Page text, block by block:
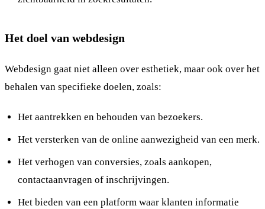
Het doel van webdesign
Webdesign gaat niet alleen over esthetiek, maar ook over het
behalen van specifieke doelen, zoals:
Het aantrekken en behouden van bezoekers.
Het versterken van de online aanwezigheid van een merk.
Het verhogen van conversies, zoals aankopen,
contactaanvragen of inschrijvingen.
Het bieden van een platform waar klanten informatie